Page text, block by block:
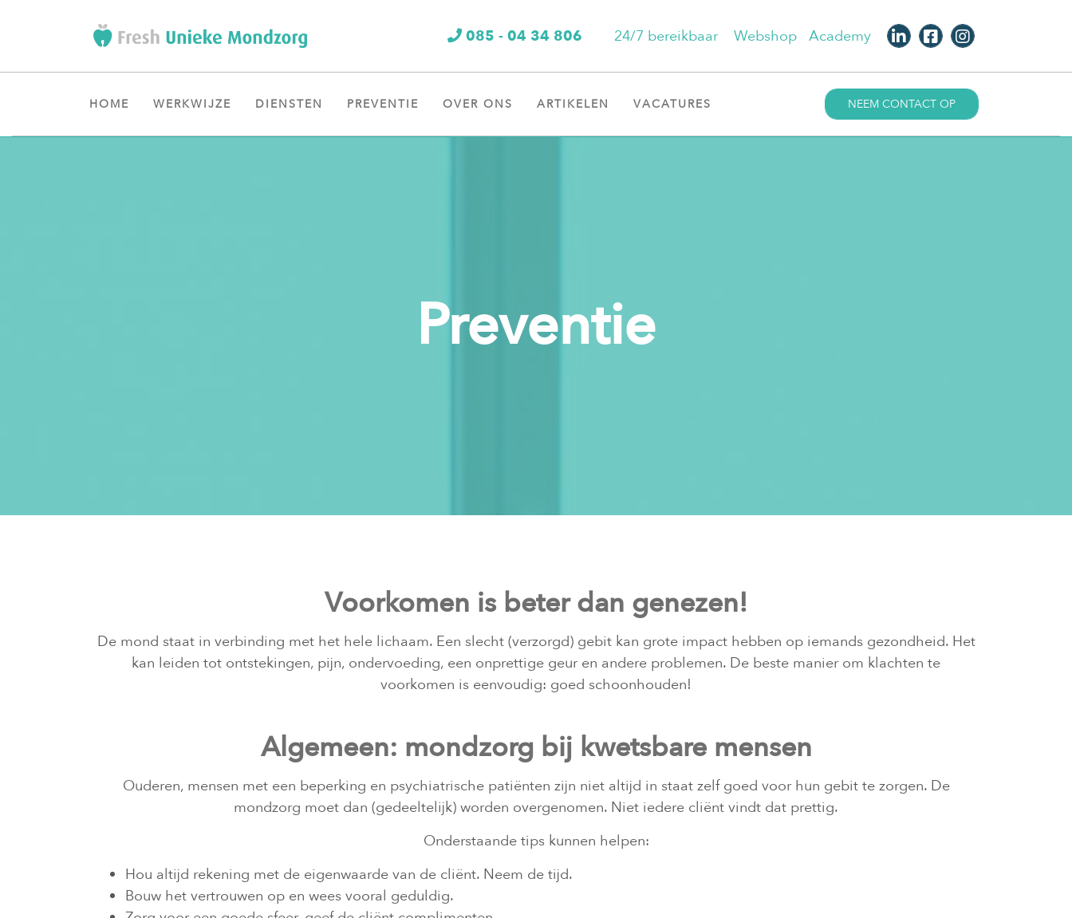
085 - 04 34 806 24/7 bereikbaar Webshop Academy
HOME WERKWIJZE DIENSTEN PREVENTIE OVER ONS ARTIKELEN VACATURES NEEM CONTACT OP
Preventie
Voorkomen is beter dan genezen!
De mond staat in verbinding met het hele lichaam. Een slecht (verzorgd) gebit kan grote impact hebben op iemands gezondheid. Het
kan leiden tot ontstekingen, pijn, ondervoeding, een onprettige geur en andere problemen. De beste manier om klachten te
voorkomen is eenvoudig: goed schoonhouden!
Algemeen: mondzorg bij kwetsbare mensen
Ouderen, mensen met een beperking en psychiatrische patiënten zijn niet altijd in staat zelf goed voor hun gebit te zorgen. De
mondzorg moet dan (gedeeltelijk) worden overgenomen. Niet iedere cliënt vindt dat prettig.
Onderstaande tips kunnen helpen:
Hou altijd rekening met de eigenwaarde van de cliënt. Neem de tijd.
Bouw het vertrouwen op en wees vooral geduldig.